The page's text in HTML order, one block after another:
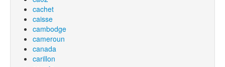
cachet
caisse
cambodge
cameroun
canada
carillon